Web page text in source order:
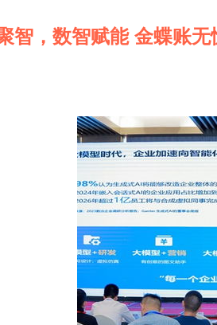
智，数智赋能 金蝶账